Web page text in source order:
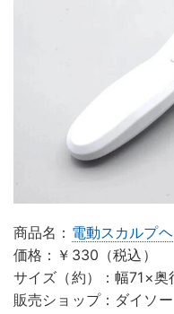
商品名： 電動スカルプ
価格：￥330（税込）
サイズ（約）：幅71×
販売ショップ：ダイソー